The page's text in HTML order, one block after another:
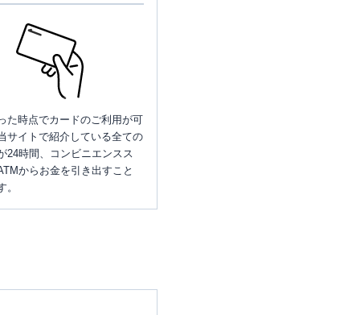
た時点でカードのご利用が可
サイトで紹介している全ての
24時間、コンビニエンスス
からお金を引き出すこと
。